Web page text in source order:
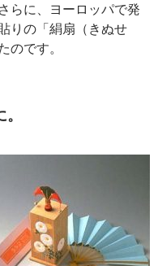
らに、ヨーロッパで発
りの「絹扇（きぬせ
のです。